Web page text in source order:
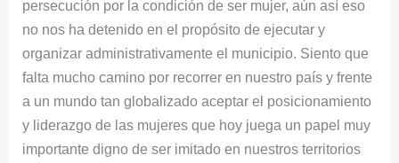
persecución por la condición de ser mujer, aún así eso
no nos ha detenido en el propósito de ejecutar y
organizar administrativamente el municipio. Siento que
falta mucho camino por recorrer en nuestro país y frente
a un mundo tan globalizado aceptar el posicionamiento
y liderazgo de las mujeres que hoy juega un papel muy
importante digno de ser imitado en nuestros territorios